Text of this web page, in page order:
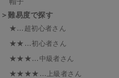
＞難易度で探す
★… 超初心者さん
★★…初心者さん
★★★… 中級者さん
★★★★… 上級者さん